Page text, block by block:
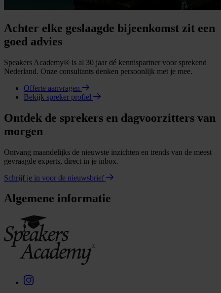
Achter elke geslaagde bijeenkomst zit een
goed advies
Speakers Academy® is al 30 jaar dé kennispartner voor sprekend
Nederland. Onze consultants denken persoonlijk met je mee.
Offerte aanvragen
Bekijk spreker profiel
Ontdek de sprekers en dagvoorzitters van
morgen
Ontvang maandelijks de nieuwste inzichten en trends van de meest
gevraagde experts, direct in je inbox.
Schrijf je in voor de nieuwsbrief
Algemene informatie